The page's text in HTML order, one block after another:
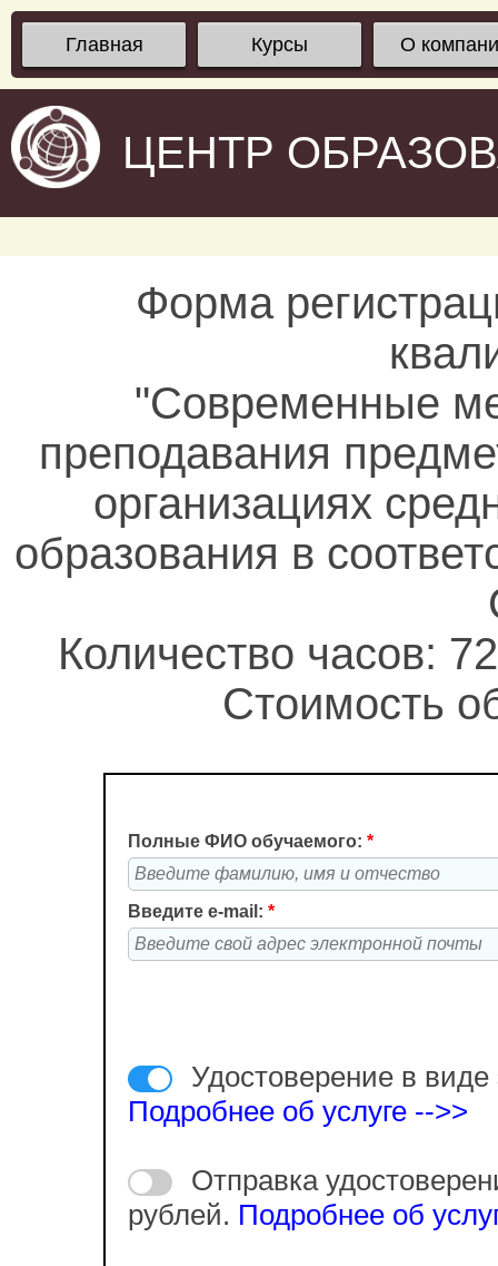
Главная Курсы О
ЦЕНТР
Форма
"Современные
преподавания
организациях
образования в
Количество часов:
Стоимость
Полные ФИО обучаемого: *
Введите e-mail: *
Удостоверение в виде
Подробнее об услуге -->>
Отправка
рублей. Подробнее об